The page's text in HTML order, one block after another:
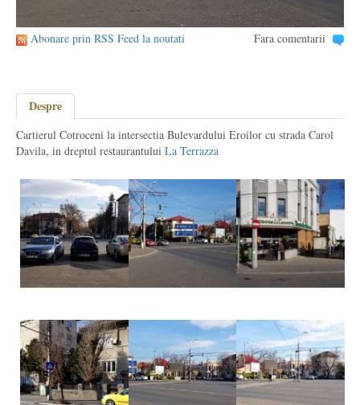
Abonare prin RSS Feed la noutati Fara comentarii
Despre
Cartierul Cotroceni la intersectia Bulevardului Eroilor cu strada Carol
Davila, in dreptul restaurantului La Terrazza